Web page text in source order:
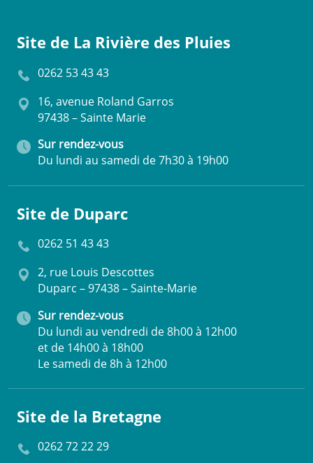
Site de La Rivière des Pluies
0262 53 43 43
16, avenue Roland Garros
97438 – Sainte Marie
Sur rendez-vous
Du lundi au samedi de 7h30 à 19h00
Site de Duparc
0262 51 43 43
2, rue Louis Descottes
Duparc – 97438 – Sainte-Marie
Sur rendez-vous
Du lundi au vendredi de 8h00 à 12h00
et de 14h00 à 18h00
Le samedi de 8h à 12h00
Site de la Bretagne
0262 72 22 29